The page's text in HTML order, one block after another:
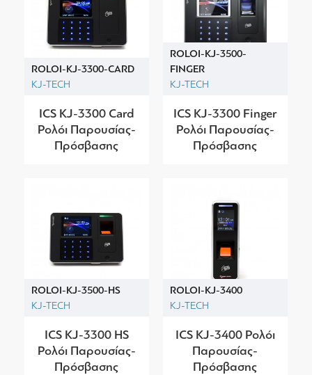
ROLOI-KJ-3300-CARD
KJ-TECH
ICS KJ-3300 Card
Ρολόι Παρουσίας-
Πρόσβασης
ROLOI-KJ-3500-
FINGER
KJ-TECH
ICS KJ-3300 Finger
Ρολόι Παρουσίας-
Πρόσβασης
ROLOI-KJ-3500-HS
KJ-TECH
ICS KJ-3300 HS
Ρολόι Παρουσίας-
Πρόσβασης
ROLOI-KJ-3400
KJ-TECH
ICS KJ-3400 Ρολόι
Παρουσίας-
Πρόσβασης